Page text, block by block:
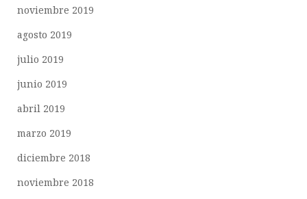
noviembre 2019
agosto 2019
julio 2019
junio 2019
abril 2019
marzo 2019
diciembre 2018
noviembre 2018